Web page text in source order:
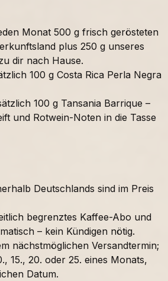
Monat 500 g frisch gerösteten
plus 250 g unseres
dir nach Hause.
100 g Costa Rica Perla Negra
100 g Tansania Barrique –
und Rotwein-Noten in die Tasse
Deutschlands sind im Preis
begrenztes Kaffee-Abo und
– kein Kündigen nötig.
nächstmöglichen Versandtermin;
15., 20. oder 25. eines Monats,
Datum.